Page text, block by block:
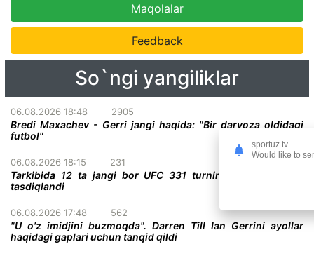
Maqolalar
Feedback
So`ngi yangiliklar
06.08.2026 18:48 2905
Bredi Maxachev - Gerri jangi haqida: "Bir darvoza oldidagi
futbol"
06.08.2026 18:15 231
Tarkibida 12 ta jangi bor UFC 331 turnirining to'liq kardi
tasdiqlandi
06.08.2026 17:48 562
"U o'z imidjini buzmoqda". Darren Till Ian Gerrini ayollar
haqidagi gaplari uchun tanqid qildi
sportuz.tv
Would like to